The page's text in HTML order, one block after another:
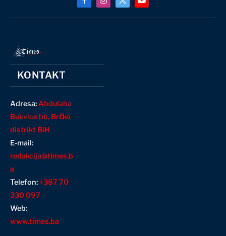
FacebookInstagram
X
YouTube
KONTAKT
Adresa:Abdulaha
Bukvice bb, Brčko
distrikt BiH
E-mail:
redakcija@times.b
a
Telefon:+387 70
330 097
Web:
www.times.ba